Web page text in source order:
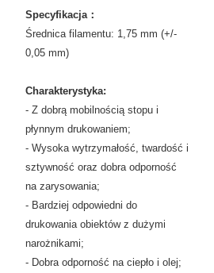
Specyfikacja：
Średnica filamentu: 1,75 mm (+/-
0,05 mm)
Charakterystyka:
- Z dobrą mobilnością stopu i
płynnym drukowaniem;
- Wysoka wytrzymałość, twardość i
sztywność oraz dobra odporność
na zarysowania;
- Bardziej odpowiedni do
drukowania obiektów z dużymi
narożnikami;
- Dobra odporność na ciepło i olej;